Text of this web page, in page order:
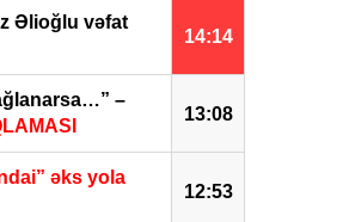
Cəmiyyət
etdi –
VİDEO
14:14
Əlioğlu vəfat
13:08
–
12:53
əks yola